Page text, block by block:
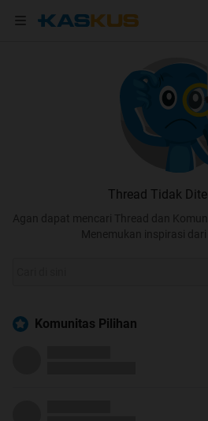
Thread Tidak
Agan dapat mencari Thread dan
Menemukan inspirasi dari
Komunitas Pilihan